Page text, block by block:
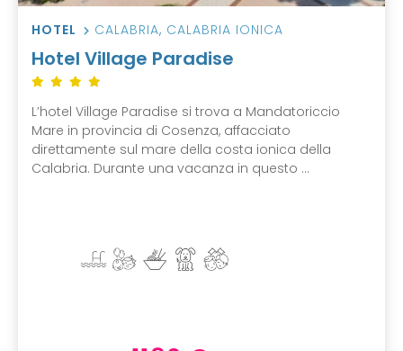
HOTEL CALABRIA, CALABRIA IONICA
Hotel Village Paradise
L’hotel Village Paradise si trova a Mandatoriccio
Mare in provincia di Cosenza, affacciato
direttamente sul mare della costa ionica della
Calabria. Durante una vacanza in questo ...